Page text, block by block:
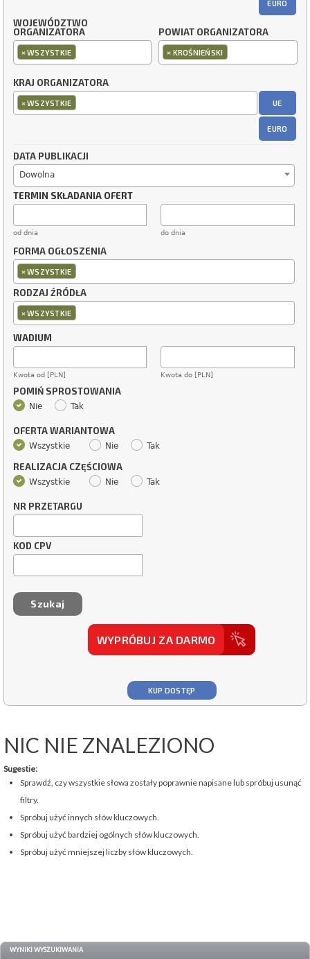
EURO
WOJEWÓDZTWO
ORGANIZATORA
×WSZYSTKIE
POWIAT ORGANIZATORA
× KROŚNIEŃSKI
KRAJ ORGANIZATORA
×WSZYSTKIE UE
EURO
DATA PUBLIKACJI
Dowolna
TERMIN SKŁADANIA OFERT
od dnia do dnia
FORMA OGŁOSZENIA
×WSZYSTKIE
RODZAJ ŹRÓDŁA
×WSZYSTKIE
WADIUM
Kwota od [PLN] Kwota do [PLN]
POMIŃ SPROSTOWANIA
Nie Tak
OFERTA WARIANTOWA
Wszystkie Nie Tak
REALIZACJA CZĘŚCIOWA
Wszystkie Nie Tak
NR PRZETARGU
KOD CPV
WYPRÓBUJ ZA DARMO
KUP DOSTĘP
NIC NIE ZNALEZIONO
Sugestie:
Sprawdź, czy wszystkie słowa zostały poprawnie napisane lub spróbuj usunąć
filtry.
Spróbuj użyć innych słów kluczowych.
Spróbuj użyć bardziej ogólnych słów kluczowych.
Spróbuj użyć mniejszej liczby słów kluczowych.
WYNIKI WYSZUKIWANIA